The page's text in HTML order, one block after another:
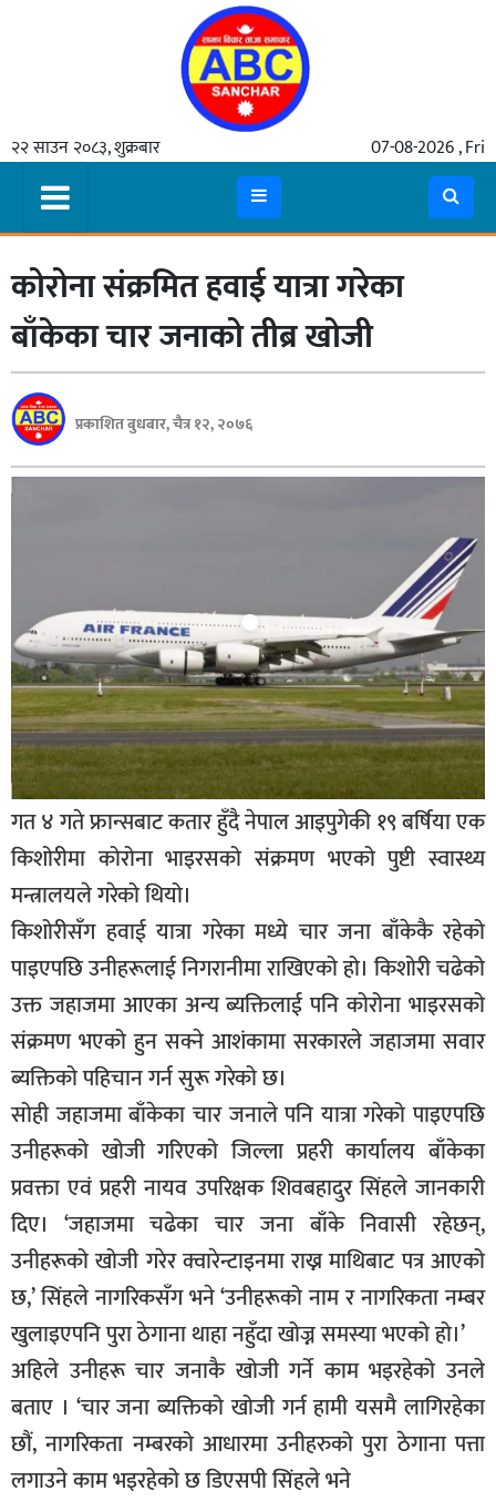
२२ साउन २०८३, शुक्रबार 07-08-2026 , Fri
समाचार
मुख्य
समाचार
कुटनीती
अर्थ
रसरङ्ग
यौन/
स्वास्थ्य
पत्रपत्रिका
खेलकुद
बिश्व
अचम्म
दुनिया
बिचार
कुराकानी
जीवनशैली
साहित्य
सूचना-
प्रवधि
कोरोना संक्रमित हवाई यात्रा गरेका
बाँकेका चार जनाको तीब्र खोजी
प्रकाशित बुधबार, चैत्र १२, २०७६
गत ४ गते फ्रान्सबाट कतार हुँदै नेपाल आइपुगेकी १९ बर्षिया एक
किशोरीमा कोरोना भाइरसको संक्रमण भएको पुष्टी स्वास्थ्य
मन्त्रालयले गरेको थियो।
किशोरीसँग हवाई यात्रा गरेका मध्ये चार जना बाँकेकै रहेको
पाइएपछि उनीहरूलाई निगरानीमा राखिएको हो। किशोरी चढेको
उक्त जहाजमा आएका अन्य ब्यक्तिलाई पनि कोरोना भाइरसको
संक्रमण भएको हुन सक्ने आशंकामा सरकारले जहाजमा सवार
ब्यक्तिको पहिचान गर्न सुरू गरेको छ।
सोही जहाजमा बाँकेका चार जनाले पनि यात्रा गरेको पाइएपछि
उनीहरूको खोजी गरिएको जिल्ला प्रहरी कार्यालय बाँकेका
प्रवक्ता एवं प्रहरी नायव उपरिक्षक शिवबहादुर सिंहले जानकारी
दिए। ‘जहाजमा चढेका चार जना बाँके निवासी रहेछन्,
उनीहरूको खोजी गरेर क्वारेन्टाइनमा राख्न माथिबाट पत्र आएको
छ,’ सिंहले नागरिकसँग भने ‘उनीहरूको नाम र नागरिकता नम्बर
खुलाइएपनि पुरा ठेगाना थाहा नहुँदा खोज्न समस्या भएको हो।’
अहिले उनीहरू चार जनाकै खोजी गर्ने काम भइरहेको उनले
बताए । ‘चार जना ब्यक्तिको खोजी गर्न हामी यसमै लागिरहेका
छौं, नागरिकता नम्बरको आधारमा उनीहरुको पुरा ठेगाना पत्ता
लगाउने काम भइरहेको छ डिएसपी सिंहले भने